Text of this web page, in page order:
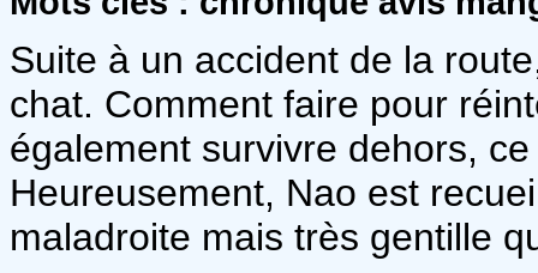
Suite à un accident de la
chat. Comment faire pour
également survivre dehors,
Heureusement, Nao est
maladroite mais très gentille